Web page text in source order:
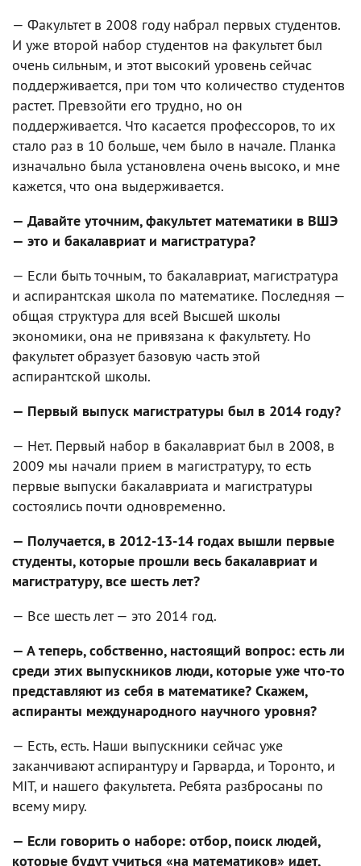
— Факультет в 2008 году набрал первых студентов.
И уже второй набор студентов на факультет был
очень сильным, и этот высокий уровень сейчас
поддерживается, при том что количество студентов
растет. Превзойти его трудно, но он
поддерживается. Что касается профессоров, то их
стало раз в 10 больше, чем было в начале. Планка
изначально была установлена очень высоко, и мне
кажется, что она выдерживается.
— Давайте уточним, факультет математики в ВШЭ
— это и бакалавриат и магистратура?
— Если быть точным, то бакалавриат, магистратура
и аспирантская школа по математике. Последняя —
общая структура для всей Высшей школы
экономики, она не привязана к факультету. Но
факультет образует базовую часть этой
аспирантской школы.
— Первый выпуск магистратуры был в 2014 году?
— Нет. Первый набор в бакалавриат был в 2008, в
2009 мы начали прием в магистратуру, то есть
первые выпуски бакалавриата и магистратуры
состоялись почти одновременно.
— Получается, в 2012-13-14 годах вышли первые
студенты, которые прошли весь бакалавриат и
магистратуру, все шесть лет?
— Все шесть лет — это 2014 год.
— А теперь, собственно, настоящий вопрос: есть ли
среди этих выпускников люди, которые уже что-то
представляют из себя в математике? Скажем,
аспиранты международного научного уровня?
— Есть, есть. Наши выпускники сейчас уже
заканчивают аспирантуру и Гарварда, и Торонто, и
MIT, и нашего факультета. Ребята разбросаны по
всему миру.
— Если говорить о наборе: отбор, поиск людей,
которые будут учиться «на математиков» идет,